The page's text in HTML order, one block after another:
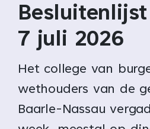
7 juli 2026
Het college van
wethouders van de
Baarle-Nassau